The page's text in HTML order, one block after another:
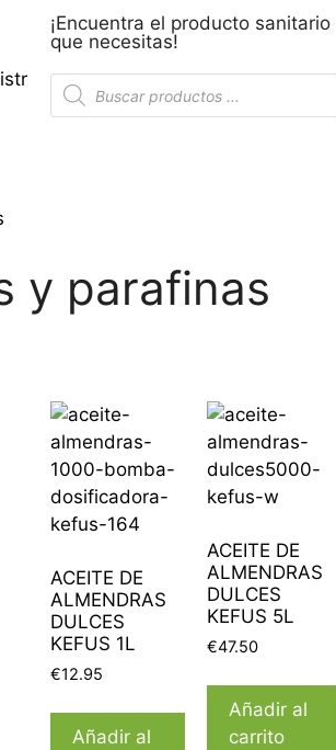
¡Encuentra el producto sanitario
que necesitas!
y parafinas
ACEITE DE
ALMENDRAS
DULCES
KEFUS 1L
€12.95
Añadir al
ACEITE DE
ALMENDRAS
DULCES
KEFUS 5L
€47.50
Añadir al
carrito